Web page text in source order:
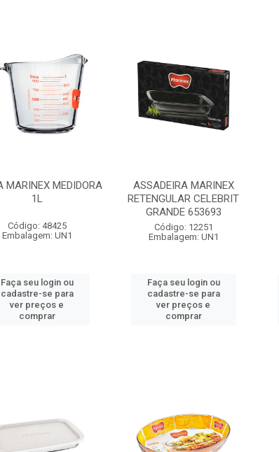
MARINEX MEDIDORA
1L
Código: 48425
Embalagem: UN1
Faça seu login ou
cadastre-se para
ver preços e
comprar
ASSADEIRA MARINEX
RETENGULAR CELEBRIT
GRANDE 653693
Código: 12251
Embalagem: UN1
Faça seu login ou
cadastre-se para
ver preços e
comprar